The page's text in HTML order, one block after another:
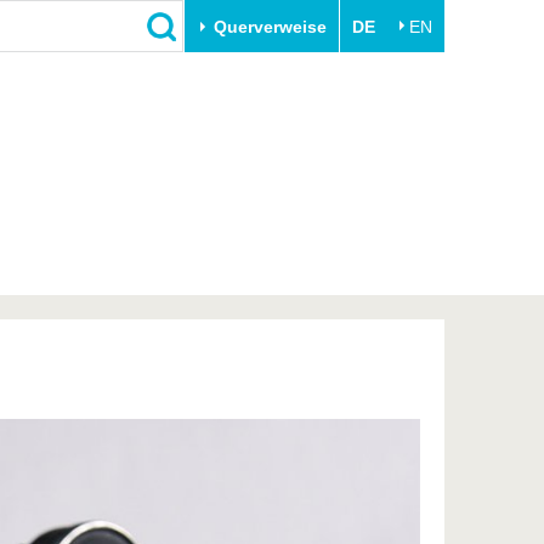
Querverweise DE EN
Innovative Transferprojekte
BTU & Region erleben